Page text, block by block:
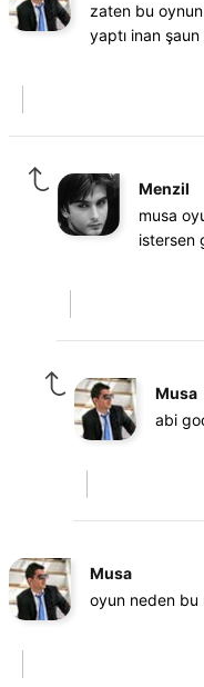
zaten bu
yaptı inan
Menzil
musa
istersen
Musa
abi
Musa
oyun neden bu